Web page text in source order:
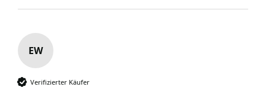
EW
Verifizierter Käufer